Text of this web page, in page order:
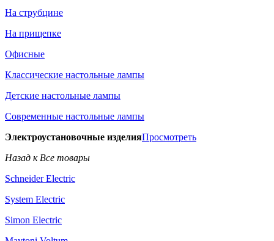
На струбцине
На прищепке
Офисные
Классические настольные лампы
Детские настольные лампы
Современные настольные лампы
Электроустановочные изделияПросмотреть
Назад к Все товары
Schneider Electric
System Electric
Simon Electric